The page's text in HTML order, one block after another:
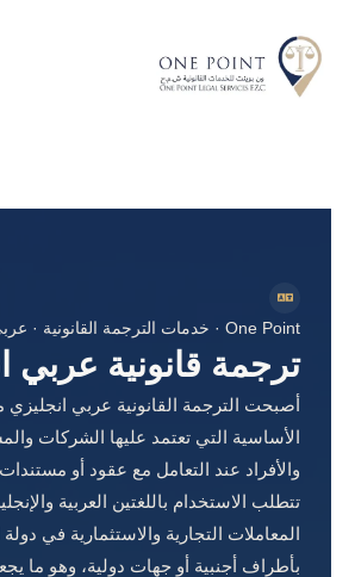
One Point · خدمات الترجمة القانونية · عربي انجليزي
ترجمة قانونية عربي
أصبحت الترجمة القانونية عربي
الأساسية التي تعتمد عليها الشركات
والأفراد عند التعامل مع عقود أو مستندات
تتطلب الاستخدام باللغتين العربية
المعاملات التجارية والاستثمارية في
بأطراف أجنبية أو جهات دولية، وهو ما